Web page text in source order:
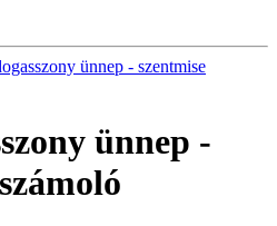
ünnep - szentmise
ünnep -